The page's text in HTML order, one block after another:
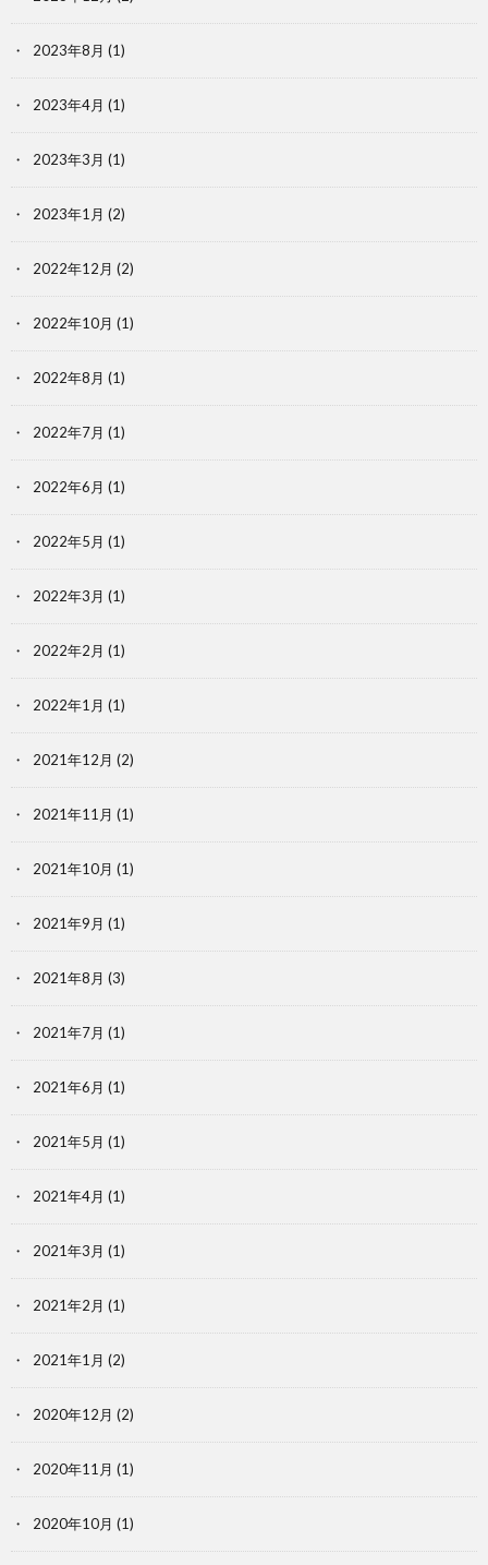
2023年8月 (1)
2023年4月 (1)
2023年3月 (1)
2023年1月 (2)
2022年12月 (2)
2022年10月 (1)
2022年8月 (1)
2022年7月 (1)
2022年6月 (1)
2022年5月 (1)
2022年3月 (1)
2022年2月 (1)
2022年1月 (1)
2021年12月 (2)
2021年11月 (1)
2021年10月 (1)
2021年9月 (1)
2021年8月 (3)
2021年7月 (1)
2021年6月 (1)
2021年5月 (1)
2021年4月 (1)
2021年3月 (1)
2021年2月 (1)
2021年1月 (2)
2020年12月 (2)
2020年11月 (1)
2020年10月 (1)